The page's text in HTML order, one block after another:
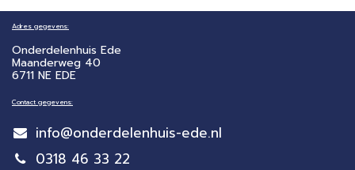
Adres gegevens:
Onderdelenhuis Ede
Maanderweg 40
6711 NE EDE
Contact gegevens:
info@onderdelenhuis-ede.nl
0318 46 33 22